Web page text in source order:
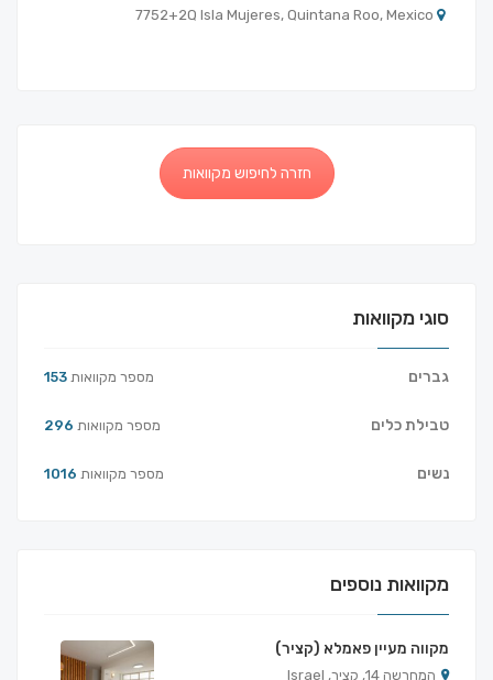
חזרה לחיפוש מקוואות
סוגי מקוואות
גברים 153 מספר מקוואות
טבילת כלים 296 מספר מקוואות
נשים 1016 מספר מקוואות
מקוואות נוספים
מקווה מעיין פאמלא (קציר)
המחרשה 14, קציר, Israel